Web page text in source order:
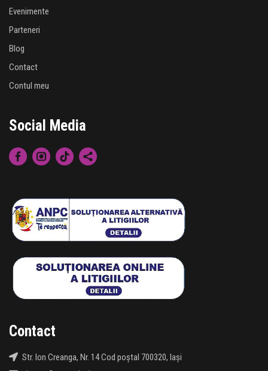
Evenimente
Parteneri
Blog
Contact
Contul meu
Social Media
Contact
Str. Ion Creanga, Nr. 14 Cod poștal 700320, Iași